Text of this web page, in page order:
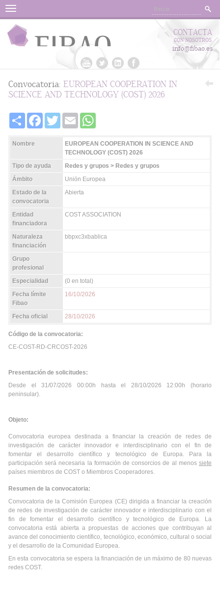
Menu
CONTACTA
CON NOSOTROS
info@fibao.es
Convocatoria: EUROPEAN COOPERATION IN
SCIENCE AND TECHNOLOGY (COST) 2026
Share FacebookTwitter Email
Nombre
EUROPEAN COOPERATION IN SCIENCE AND
TECHNOLOGY (COST) 2026
Tipo de ayuda
Redes y grupos > Redes y grupos
Ámbito
Unión Europea
Estado de la
convocatoria
Abierta
Entidad
financiadora
COST ASSOCIATION
Naturaleza
financiación
bbpxc3xbablica
Grupo
profesional
Especialidad
(0 en total)
Fecha límite
Fibao
16/10/2026
Fecha oficial 28/10/2026
Código de la convocatoria:
CE-COST-RD-CRCOST-2026
Presentación de solicitudes:
Desde el 31/07/2026 00:00h hasta el 28/10/2026 12:00h (horario
peninsular).
Objeto:
Convocatoria europea destinada a financiar la creación de redes de
investigación de carácter innovador e interdisciplinario con el fin de
fomentar el desarrollo científico y tecnológico de Europa. Para la
participación será necesaria la formación de consorcios de al menos siete
países miembros de COST o Miembros Cooperadores.
Resumen de la convocatoria:
Convocatoria de la Comisión Europea (CE) dirigida a financiar la creación
de redes de investigación de carácter innovador e interdisciplinario con el
fin de fomentar el desarrollo científico y tecnológico de Europa. La
convocatoria está abierta a propuestas de acciones que contribuyan al
avance del conocimiento científico, tecnológico, económico, cultural o social
y el desarrollo de la Comunidad Europea.
En esta convocatoria se espera la financiación de un máximo de 80 nuevas
redes COST.